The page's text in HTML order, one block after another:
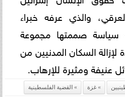
والذي عرفه خبراء
سياسة صممتها مجموعة
لإزالة السكان المدنيين من
عنيفة ومثيرة للإرهاب.
غزة القضية الفلسطينية